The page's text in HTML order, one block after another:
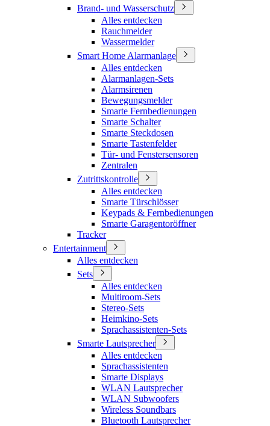
Brand- und Wasserschutz
Alles entdecken
Rauchmelder
Wassermelder
Smart Home Alarmanlage
Alles entdecken
Alarmanlagen-Sets
Alarmsirenen
Bewegungsmelder
Smarte Fernbedienungen
Smarte Schalter
Smarte Steckdosen
Smarte Tastenfelder
Tür- und Fenstersensoren
Zentralen
Zutrittskontrolle
Alles entdecken
Smarte Türschlösser
Keypads & Fernbedienungen
Smarte Garagentoröffner
Tracker
Entertainment
Alles entdecken
Sets
Alles entdecken
Multiroom-Sets
Stereo-Sets
Heimkino-Sets
Sprachassistenten-Sets
Smarte Lautsprecher
Alles entdecken
Sprachassistenten
Smarte Displays
WLAN Lautsprecher
WLAN Subwoofers
Wireless Soundbars
Bluetooth Lautsprecher